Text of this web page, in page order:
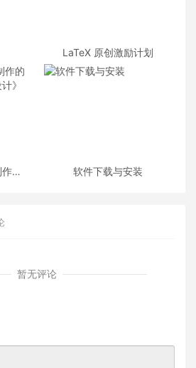
LaTeX 原创激励计划
的
软件下载与安装
暂无评论